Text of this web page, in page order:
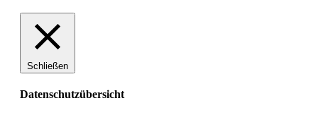
Schließen
Datenschutzübersicht